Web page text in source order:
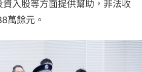
入股等方面提供幫助，非法收
萬餘元。